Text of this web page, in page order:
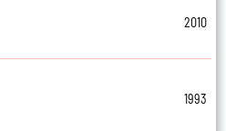
2010
1993